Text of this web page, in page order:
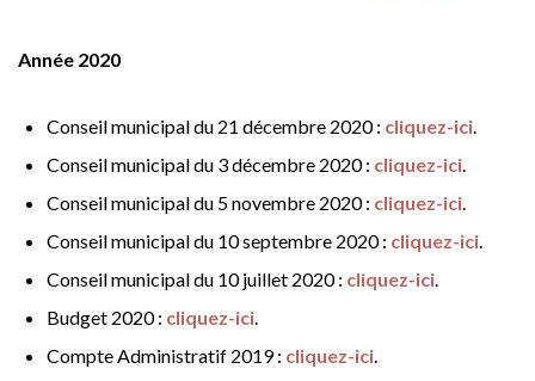
Année 2020
Conseil municipal du 21 décembre 2020 : cliquez-ici.
Conseil municipal du 3 décembre 2020 : cliquez-ici.
Conseil municipal du 5 novembre 2020 : cliquez-ici.
Conseil municipal du 10 septembre 2020 : cliquez-ici.
Conseil municipal du 10 juillet 2020 : cliquez-ici.
Budget 2020 : cliquez-ici.
Compte Administratif 2019 : cliquez-ici.